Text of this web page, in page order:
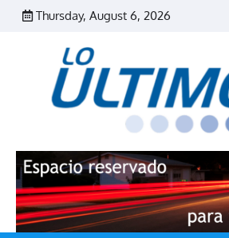
Skip
Thursday, August 6, 2026